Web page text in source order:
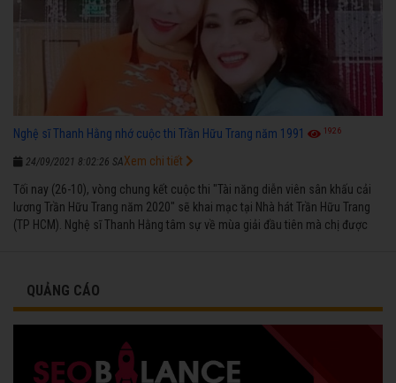
Nghệ sĩ Thanh Hằng nhớ cuộc thi Trần Hữu Trang năm 1991 1926
24/09/2021 8:02:26 SA
Tối nay (26-10), vòng chung kết cuộc thi "Tài năng diễn viên sân khấu cải
lương Trần Hữu Trang năm 2020" sẽ khai mạc tại Nhà hát Trần Hữu Trang
(TP HCM). Nghệ sĩ Thanh Hằng tâm sự về mùa giải đầu tiên mà chị được
Xem chi tiết
QUẢNG CÁO